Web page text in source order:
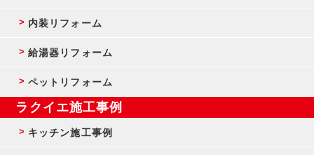
内装リフォーム
給湯器リフォーム
ペットリフォーム
ラクイエ施工事例
キッチン施工事例